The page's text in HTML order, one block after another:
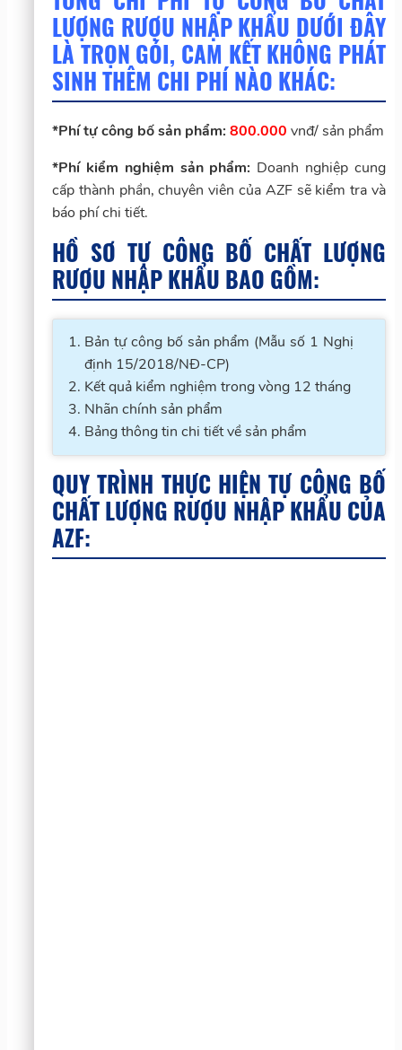
LƯỢNG RƯỢU NHẬP KHẨU DƯỚI ĐÂY
LÀ TRỌN GÓI, CAM KẾT KHÔNG PHÁT
SINH THÊM CHI PHÍ NÀO KHÁC:
*Phí tự công bố sản phẩm: 800.000 vnđ/ sản phẩm
*Phí kiểm nghiệm sản phẩm: Doanh nghiệp cung
cấp thành phần, chuyên viên của AZF sẽ kiểm tra và
báo phí chi tiết.
HỒ SƠ TỰ CÔNG BỐ CHẤT LƯỢNG
RƯỢU NHẬP KHẨU BAO GỒM:
Bản tự công bố sản phẩm (Mẫu số 1 Nghị
định 15/2018/NĐ-CP)
Kết quả kiểm nghiệm trong vòng 12 tháng
Nhãn chính sản phẩm
Bảng thông tin chi tiết về sản phẩm
QUY TRÌNH THỰC HIỆN TỰ CÔNG BỐ
CHẤT LƯỢNG RƯỢU NHẬP KHẨU CỦA
AZF: